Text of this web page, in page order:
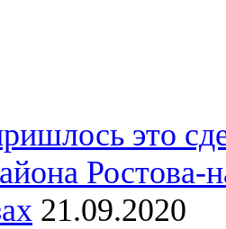
это
21.09.2020